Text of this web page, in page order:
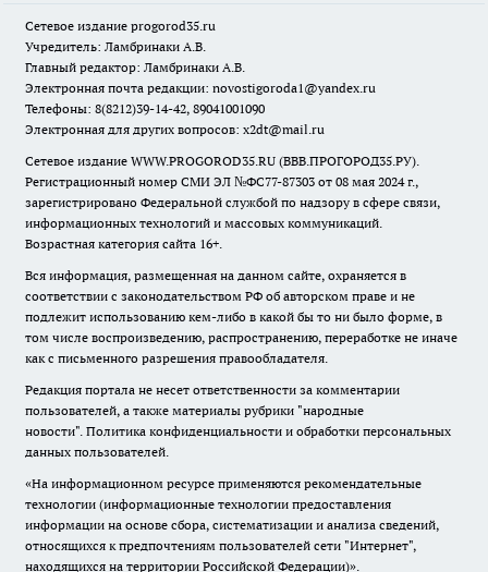
Сетевое издание progorod35.ru
Учредитель: Ламбринаки А.В.
Главный редактор: Ламбринаки А.В.
Электронная почта редакции: novostigoroda1@yandex.ru
Телефоны: 8(8212)39-14-42, 89041001090
Электронная для других вопросов: x2dt@mail.ru
Сетевое издание WWW.PROGOROD35.RU (ВВВ.ПРОГОРОД35.РУ).
Регистрационный номер СМИ ЭЛ №ФС77-87303 от 08 мая 2024 г.,
зарегистрировано Федеральной службой по надзору в сфере связи,
информационных технологий и массовых коммуникаций.
Возрастная категория сайта 16+.
Вся информация, размещенная на данном сайте, охраняется в
соответствии с законодательством РФ об авторском праве и не
подлежит использованию кем-либо в какой бы то ни было форме, в
том числе воспроизведению, распространению, переработке не иначе
как с письменного разрешения правообладателя.
Редакция портала не несет ответственности за комментарии
пользователей, а также материалы рубрики "народные
новости". Политика конфиденциальности и обработки персональных
данных пользователей.
«На информационном ресурсе применяются рекомендательные
технологии (информационные технологии предоставления
информации на основе сбора, систематизации и анализа сведений,
относящихся к предпочтениям пользователей сети "Интернет",
находящихся на территории Российской Федерации)».